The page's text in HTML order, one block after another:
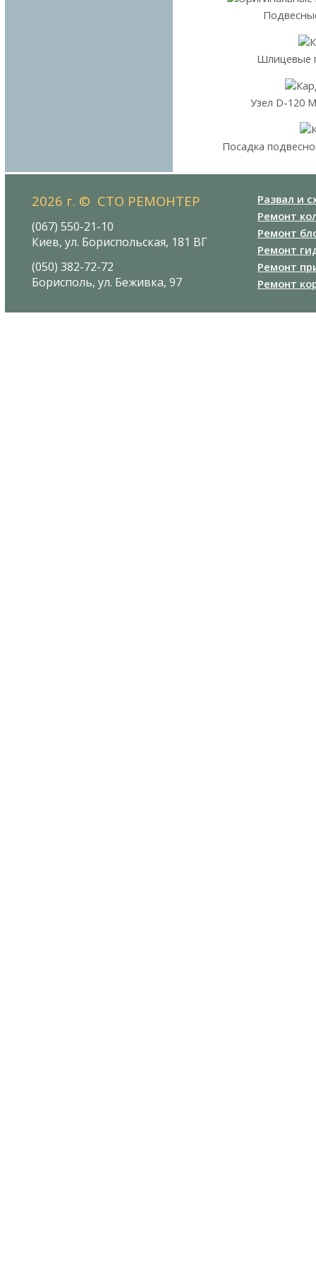
Узел D-
Посадка
2026 г. © СТО РЕМОНТЕР
(067) 550-21-10
Киев, ул. Бориспольская, 181 ВГ
(050) 382-72-72
Борисполь, ул. Беживка, 97
Развал и
Ремонт
Ремонт
Ремонт
Ремонт
Ремонт